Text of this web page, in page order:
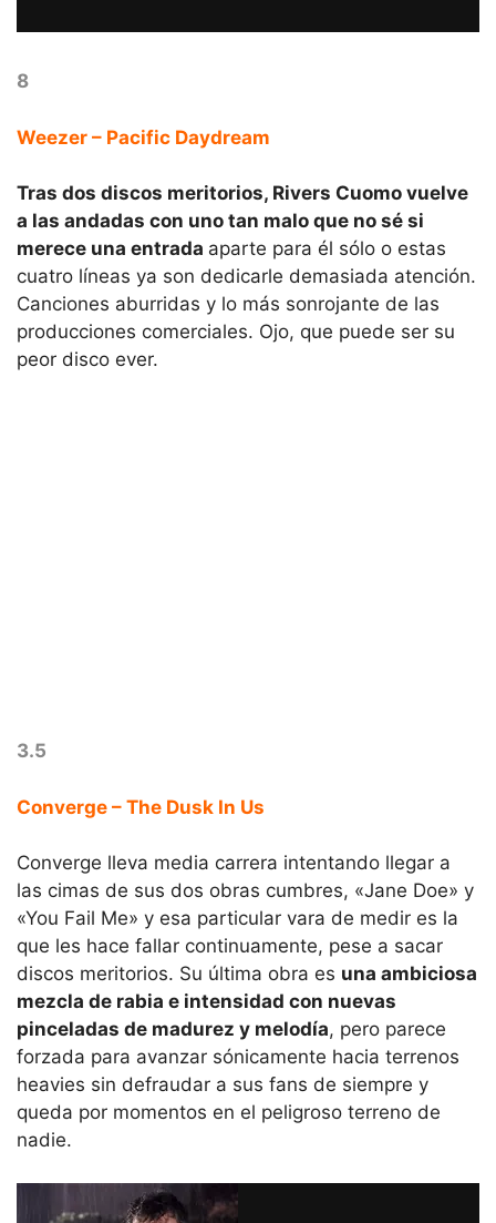
8
Weezer – Pacific Daydream
Tras dos discos meritorios, Rivers Cuomo vuelve
a las andadas con uno tan malo que no sé si
merece una entrada aparte para él sólo o estas
cuatro líneas ya son dedicarle demasiada atención.
Canciones aburridas y lo más sonrojante de las
producciones comerciales. Ojo, que puede ser su
peor disco ever.
3.5
Converge – The Dusk In Us
Converge lleva media carrera intentando llegar a
las cimas de sus dos obras cumbres, «Jane Doe» y
«You Fail Me» y esa particular vara de medir es la
que les hace fallar continuamente, pese a sacar
discos meritorios. Su última obra es una ambiciosa
mezcla de rabia e intensidad con nuevas
pinceladas de madurez y melodía, pero parece
forzada para avanzar sónicamente hacia terrenos
heavies sin defraudar a sus fans de siempre y
queda por momentos en el peligroso terreno de
nadie.